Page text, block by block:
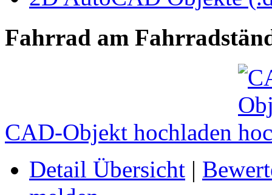
Fahrrad am
CAD-Objekt hochladen
Detail Übersicht |